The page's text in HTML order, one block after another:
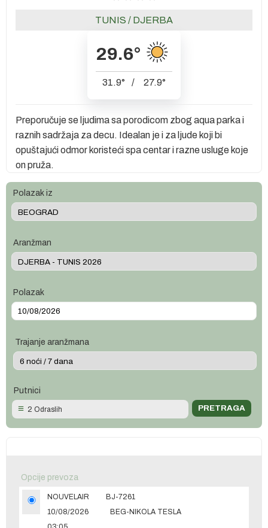
TUNIS / DJERBA
29.6°
31.9° / 27.9°
Preporučuje se ljudima sa porodicom zbog aqua parka i
raznih sadržaja za decu. Idealan je i za ljude koji bi
opuštajući odmor koristeći spa centar i razne usluge koje
on pruža.
Polazak iz
Aranžman
Polazak
Trajanje aranžmana
Putnici
2 Odraslih
Opcije prevoza
NOUVELAIR
BJ-7261
10/08/2026
BEG-NIKOLA TESLA